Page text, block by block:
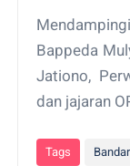
Bappeda
Jationo,
dan jajaran
Tags